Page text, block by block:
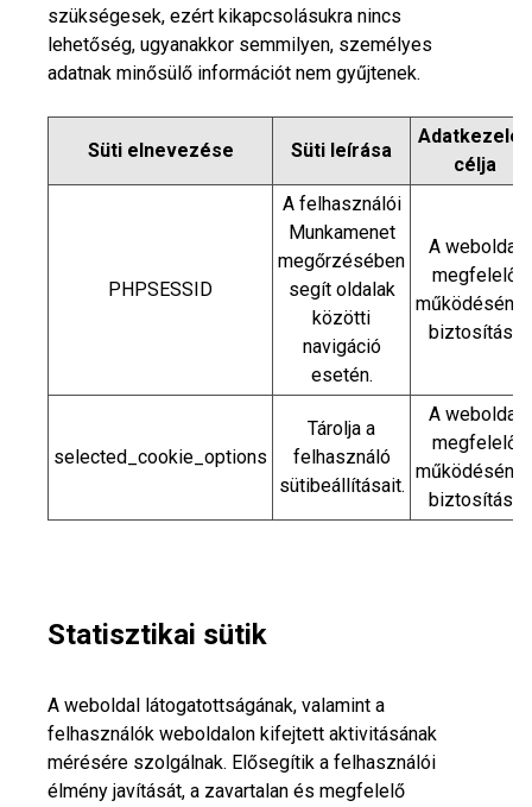
szükségesek, ezért kikapcsolásukra nincs
lehetőség, ugyanakkor semmilyen, személyes
adatnak minősülő információt nem gyűjtenek.
Süti elnevezése Süti leírása
Adatkezelés
célja
PHPSESSID
A felhasználói
Munkamenet
megőrzésében
segít oldalak
közötti
navigáció
esetén.
A weboldal
megfelelő
biztosítása
selected_cookie_options
Tárolja a
felhasználó
sütibeállításait.
A weboldal
megfelelő
biztosítása
Statisztikai sütik
A weboldal látogatottságának, valamint a
felhasználók weboldalon kifejtett aktivitásának
mérésére szolgálnak. Elősegítik a felhasználói
élmény javítását, a zavartalan és megfelelő